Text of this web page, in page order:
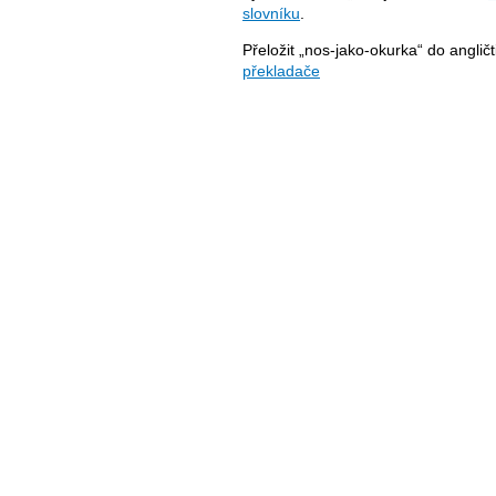
slovníku
Přeložit „nos-jako-okurka“ do
překladače